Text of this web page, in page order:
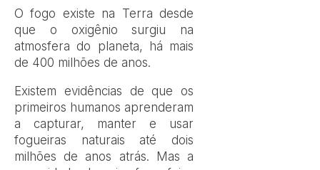
O fogo existe na Terra desde
que o oxigênio surgiu na
atmosfera do planeta, há mais
de 400 milhões de anos.
Existem evidências de que os
primeiros humanos aprenderam
a capturar, manter e usar
fogueiras naturais até dois
milhões de anos atrás. Mas a